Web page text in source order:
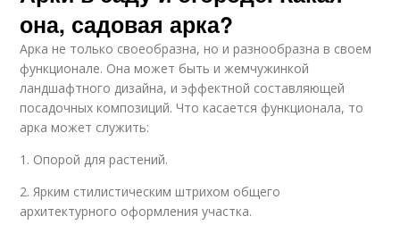
она, садовая арка?
Арка не только своеобразна, но и разнообразна в своем
функционале. Она может быть и жемчужинкой
ландшафтного дизайна, и эффектной составляющей
посадочных композиций. Что касается функционала, то
арка может служить:
1. Опорой для растений.
2. Ярким стилистическим штрихом общего
архитектурного оформления участка.